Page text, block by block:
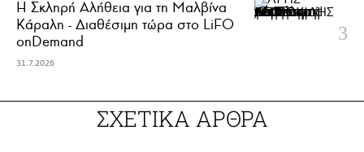
Η Σκληρή Αλήθεια για τη Μαλβίνα
Κάραλη - Διαθέσιμη τώρα στo LiFO
onDemand
31.7.2026
ΣΧΕΤΙΚΑ ΑΡΘΡΑ